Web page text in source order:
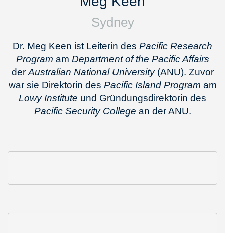
Sydney
Dr. Meg Keen ist Leiterin des Pacific Research
Program am Department of the Pacific Affairs
der Australian National University (ANU). Zuvor
war sie Direktorin des Pacific Island Program am
Lowy Institute und Gründungsdirektorin des
Pacific Security College an der ANU.